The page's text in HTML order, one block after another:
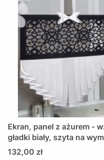
Ekran, panel z ażurem - wzór p11, 65x130 cm, woal
gładki biały, szyta na
czarny
Cena
132,00 zł